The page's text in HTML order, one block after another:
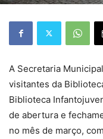
A Secretaria
visitantes da
Biblioteca
de abertura e
no mês de março,